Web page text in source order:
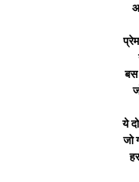
बस
ये
जो